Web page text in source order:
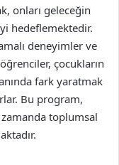
onları geleceğin
hedeflemektedir.
deneyimler ve
çocukların
fark yaratmak
Bu program,
toplumsal